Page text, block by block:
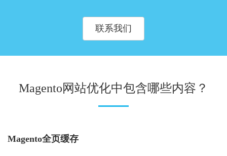
联系我们
Magento网站优化中包含哪些内容？
Magento全页缓存